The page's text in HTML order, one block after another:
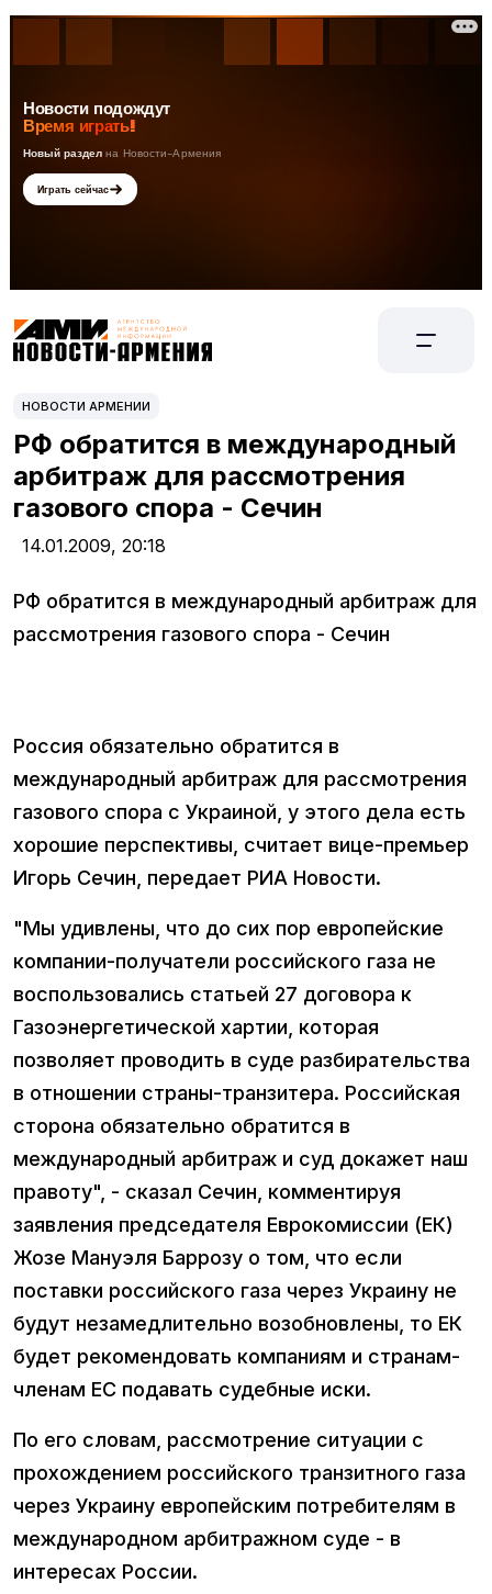
НОВОСТИ АРМЕНИИ
РФ обратится в международный
арбитраж для рассмотрения
газового спора - Сечин
14.01.2009, 20:18
РФ обратится в международный арбитраж для
рассмотрения газового спора - Сечин
Россия обязательно обратится в
международный арбитраж для рассмотрения
газового спора с Украиной, у этого дела есть
хорошие перспективы, считает вице-премьер
Игорь Сечин, передает РИА Новости.
"Мы удивлены, что до сих пор европейские
компании-получатели российского газа не
воспользовались статьей 27 договора к
Газоэнергетической хартии, которая
позволяет проводить в суде разбирательства
в отношении страны-транзитера. Российская
сторона обязательно обратится в
международный арбитраж и суд докажет наш
правоту", - сказал Сечин, комментируя
заявления председателя Еврокомиссии (ЕК)
Жозе Мануэля Баррозу о том, что если
поставки российского газа через Украину не
будут незамедлительно возобновлены, то ЕК
будет рекомендовать компаниям и странам-
членам ЕС подавать судебные иски.
По его словам, рассмотрение ситуации с
прохождением российского транзитного газа
через Украину европейским потребителям в
международном арбитражном суде - в
интересах России.